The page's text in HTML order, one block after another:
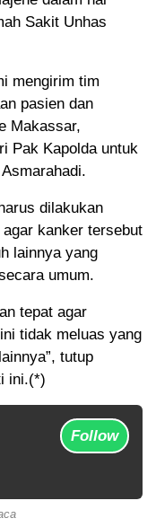
Sakit Unhas
mengirim tim
pasien dan
Makassar,
Pak Kapolda untuk
dilakukan
kanker tersebut
lainnya yang
umum.
tepat agar
tidak meluas yang
tutup
ini.(*)
Follow